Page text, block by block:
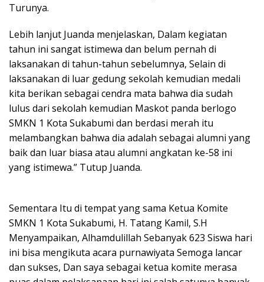
Turunya.
Lebih lanjut Juanda menjelaskan, Dalam kegiatan
tahun ini sangat istimewa dan belum pernah di
laksanakan di tahun-tahun sebelumnya, Selain di
laksanakan di luar gedung sekolah kemudian medali
kita berikan sebagai cendra mata bahwa dia sudah
lulus dari sekolah kemudian Maskot panda berlogo
SMKN 1 Kota Sukabumi dan berdasi merah itu
melambangkan bahwa dia adalah sebagai alumni yang
baik dan luar biasa atau alumni angkatan ke-58 ini
yang istimewa.” Tutup Juanda.
Sementara Itu di tempat yang sama Ketua Komite
SMKN 1 Kota Sukabumi, H. Tatang Kamil, S.H
Menyampaikan, Alhamdulillah Sebanyak 623 Siswa hari
ini bisa mengikuta acara purnawiyata Semoga lancar
dan sukses, Dan saya sebagai ketua komite merasa